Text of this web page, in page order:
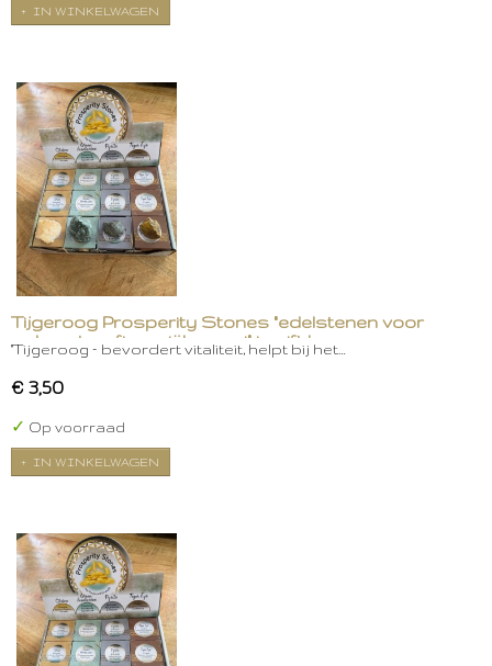
IN WINKELWAGEN
Tijgeroog Prosperity Stones "edelstenen voor
welvaart en financiële groei" in gift box
"Tijgeroog – bevordert vitaliteit, helpt bij het…
€ 3,50
✓ Op voorraad
IN WINKELWAGEN